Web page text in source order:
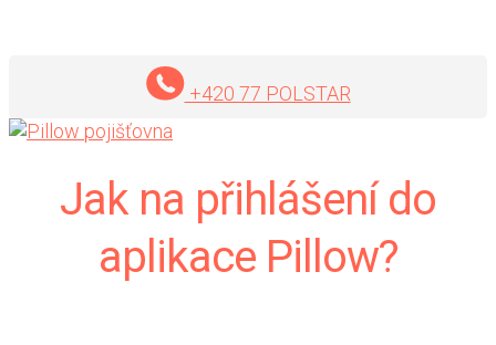
+420 77 POLSTAR
Jak na přihlášení do
aplikace Pillow?